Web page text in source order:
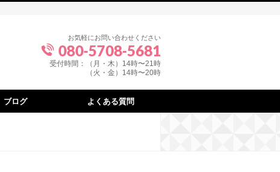
お気軽にお問い合わせください
080-5708-5681
受付時間：（月・木）14時〜21時
（火・金）14時〜20時
ブログ よくある質問